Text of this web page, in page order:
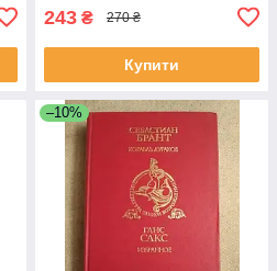
243 ₴ 270 ₴
Купити
–10%